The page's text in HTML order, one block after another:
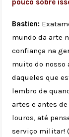
pouco sobre
Bastien:
mundo da arte
confiança na
muito do nosso
daqueles que
lembro de
artes e antes
louros, até
serviço militar!